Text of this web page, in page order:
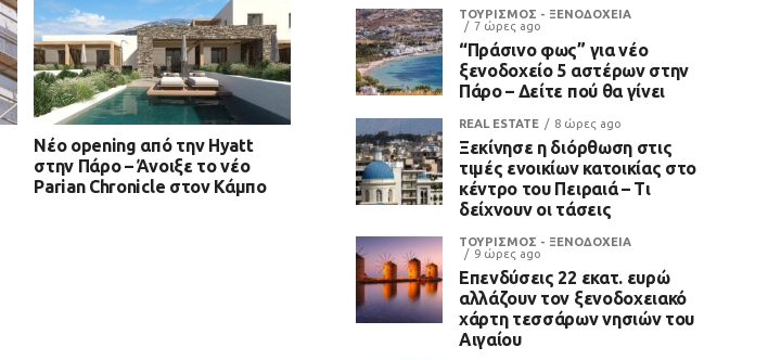
Νέο opening από την Hyatt
στην Πάρο – Άνοιξε το νέο
Parian Chronicle στον Κάμπο
ΤΟΥΡΙΣΜΟΣ - ΞΕΝΟΔΟΧΕΙΑ
7 ώρες ago
“Πράσινο φως” για νέο
ξενοδοχείο 5 αστέρων στην
Πάρο – Δείτε πού θα γίνει
REAL ESTATE 8 ώρες ago
Ξεκίνησε η διόρθωση στις
τιμές ενοικίων κατοικίας στο
κέντρο του Πειραιά – Τι
δείχνουν οι τάσεις
ΤΟΥΡΙΣΜΟΣ - ΞΕΝΟΔΟΧΕΙΑ
9 ώρες ago
Επενδύσεις 22 εκατ. ευρώ
αλλάζουν τον ξενοδοχειακό
χάρτη τεσσάρων νησιών του
Αιγαίου